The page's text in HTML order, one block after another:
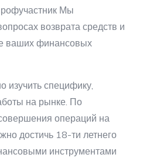
Мы
возврата средств и
ваших финансовых
изучить специфику,
на рынке. По
операций на
достичь 18-ти летнего
инструментами